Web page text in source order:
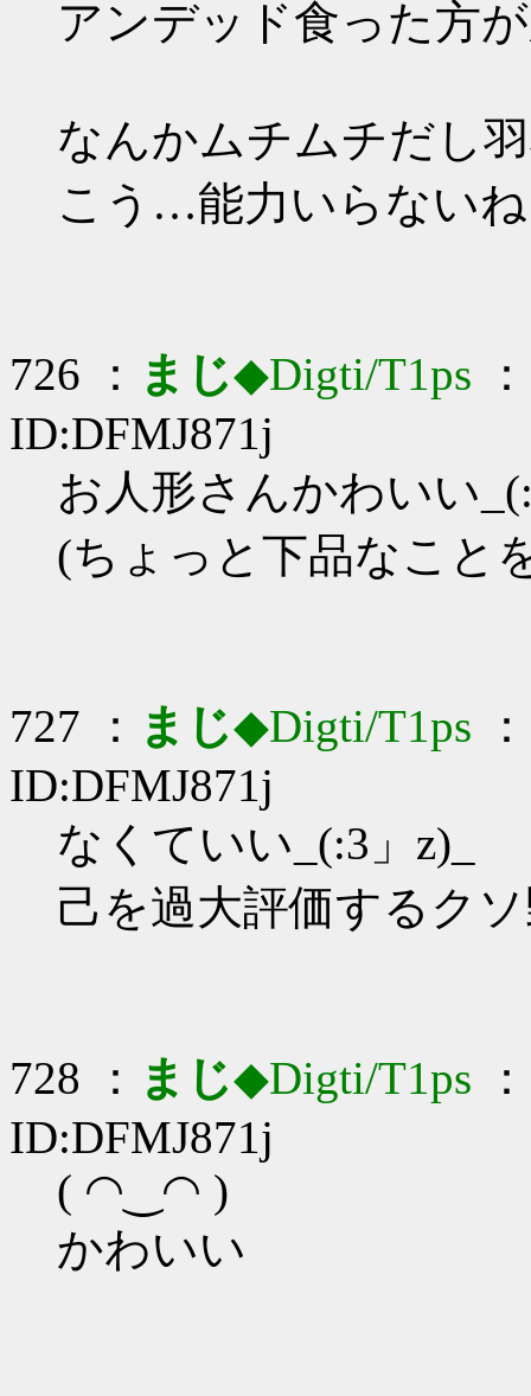
アンデッド食った方
なんかムチムチだし
こう…能力いらないね
726 ： まじ◆Digti/T1ps
ID:DFMJ871j
お人形さんかわいい
(ちょっと下品なこと
727 ： まじ◆Digti/T1ps
ID:DFMJ871j
なくていい_(:3」z)_
己を過大評価するク
728 ： まじ◆Digti/T1ps
ID:DFMJ871j
( ◠‿◠ )
かわいい